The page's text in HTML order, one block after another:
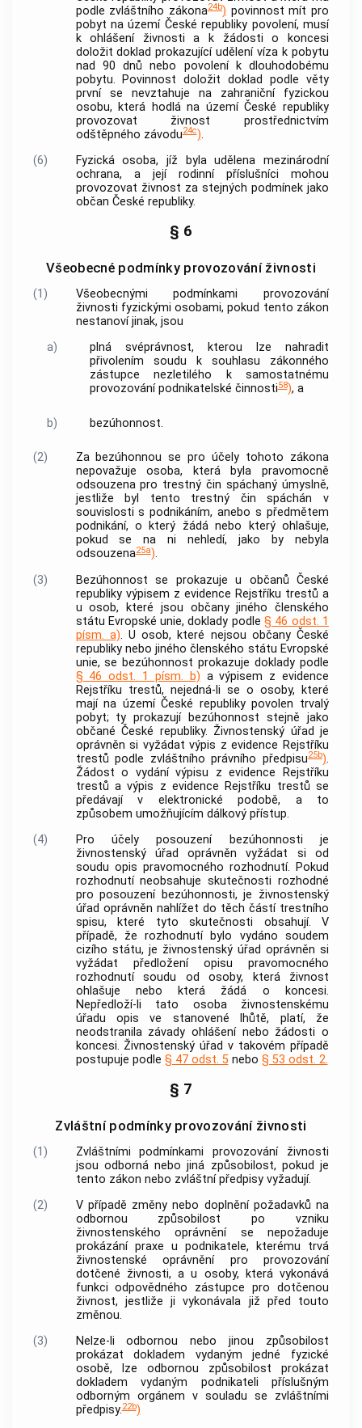
podle zvláštního zákona24b) povinnost mít pro
pobyt na území České republiky povolení, musí
k ohlášení živnosti a k žádosti o koncesi
doložit doklad prokazující udělení víza k pobytu
nad 90 dnů nebo povolení k dlouhodobému
pobytu. Povinnost doložit doklad podle věty
první se nevztahuje na zahraniční fyzickou
osobu, která hodlá na území České republiky
provozovat živnost prostřednictvím
odštěpného závodu24c).
(6)
Fyzická osoba, jíž byla udělena mezinárodní
ochrana, a její rodinní příslušníci mohou
provozovat živnost za stejných podmínek jako
občan České republiky.
§ 6
Všeobecné podmínky provozování živnosti
(1)
Všeobecnými podmínkami provozování
živnosti fyzickými osobami, pokud tento zákon
nestanoví jinak, jsou
a)
plná svéprávnost, kterou lze nahradit
přivolením soudu k souhlasu zákonného
zástupce nezletilého k samostatnému
provozování podnikatelské činnosti58), a
b) bezúhonnost.
(2)
Za bezúhonnou se pro účely tohoto zákona
nepovažuje osoba, která byla pravomocně
odsouzena pro trestný čin spáchaný úmyslně,
jestliže byl tento trestný čin spáchán v
souvislosti s podnikáním, anebo s předmětem
podnikání, o který žádá nebo který ohlašuje,
pokud se na ni nehledí, jako by nebyla
odsouzena25a).
(3)
Bezúhonnost se prokazuje u občanů České
republiky výpisem z evidence Rejstříku trestů a
u osob, které jsou občany jiného členského
státu Evropské unie, doklady podle§ 46 odst. 1
písm. a). U osob, které nejsou občany České
republiky nebo jiného členského státu Evropské
unie, se bezúhonnost prokazuje doklady podle
§ 46 odst. 1 písm. b) a výpisem z evidence
Rejstříku trestů, nejedná-li se o osoby, které
mají na území České republiky povolen trvalý
pobyt; ty prokazují bezúhonnost stejně jako
občané České republiky. Živnostenský úřad je
oprávněn si vyžádat výpis z evidence Rejstříku
trestů podle zvláštního právního předpisu25b).
Žádost o vydání výpisu z evidence Rejstříku
trestů a výpis z evidence Rejstříku trestů se
předávají v elektronické podobě, a to
způsobem umožňujícím dálkový přístup.
(4)
Pro účely posouzení bezúhonnosti je
živnostenský úřad oprávněn vyžádat si od
soudu opis pravomocného rozhodnutí. Pokud
rozhodnutí neobsahuje skutečnosti rozhodné
pro posouzení bezúhonnosti, je živnostenský
úřad oprávněn nahlížet do těch částí trestního
spisu, které tyto skutečnosti obsahují. V
případě, že rozhodnutí bylo vydáno soudem
cizího státu, je živnostenský úřad oprávněn si
vyžádat předložení opisu pravomocného
rozhodnutí soudu od osoby, která živnost
ohlašuje nebo která žádá o koncesi.
Nepředloží-li tato osoba živnostenskému
úřadu opis ve stanovené lhůtě, platí, že
neodstranila závady ohlášení nebo žádosti o
koncesi. Živnostenský úřad v takovém případě
postupuje podle § 47 odst. 5nebo § 53 odst. 2.
§ 7
Zvláštní podmínky provozování živnosti
(1) Zvláštními podmínkami provozování živnosti
jsou odborná nebo jiná způsobilost, pokud je
tento zákon nebo zvláštní předpisy vyžadují.
(2)
V případě změny nebo doplnění požadavků na
odbornou způsobilost po vzniku
živnostenského oprávnění se nepožaduje
prokázání praxe u podnikatele, kterému trvá
živnostenské oprávnění pro provozování
dotčené živnosti, a u osoby, která vykonává
funkci odpovědného zástupce pro dotčenou
živnost, jestliže ji vykonávala již před touto
změnou.
(3)
Nelze-li odbornou nebo jinou způsobilost
prokázat dokladem vydaným jedné fyzické
osobě, lze odbornou způsobilost prokázat
dokladem vydaným podnikateli příslušným
odborným orgánem v souladu se zvláštními
předpisy.22b)